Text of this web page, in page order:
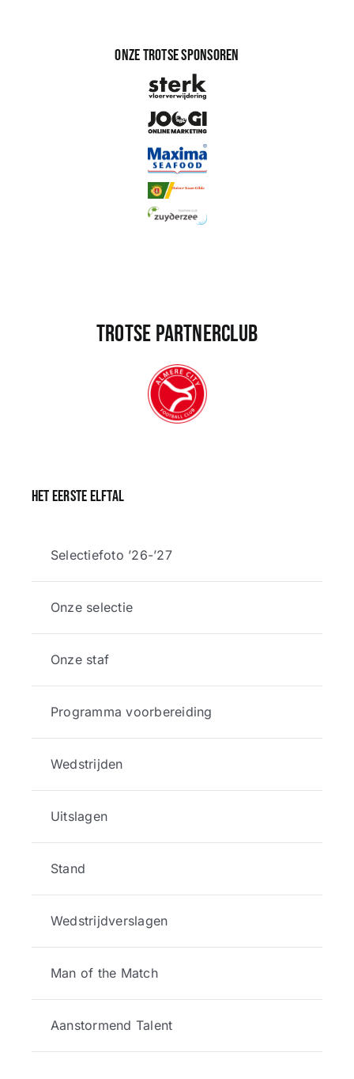
Onze trotse sponsoren
Trotse partnerclub
Het eerste elftal
Selectiefoto ’26-’27
Onze selectie
Onze staf
Programma voorbereiding
Wedstrijden
Uitslagen
Stand
Wedstrijdverslagen
Man of the Match
Aanstormend Talent